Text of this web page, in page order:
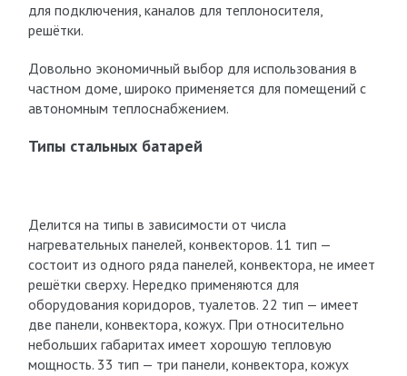
для подключения, каналов для теплоносителя,
решётки.
Довольно экономичный выбор для использования в
частном доме, широко применяется для помещений с
автономным теплоснабжением.
Типы стальных батарей
Делится на типы в зависимости от числа
нагревательных панелей, конвекторов. 11 тип —
состоит из одного ряда панелей, конвектора, не имеет
решётки сверху. Нередко применяются для
оборудования коридоров, туалетов. 22 тип — имеет
две панели, конвектора, кожух. При относительно
небольших габаритах имеет хорошую тепловую
мощность. 33 тип — три панели, конвектора, кожух